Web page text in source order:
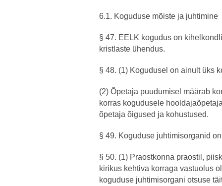
6.1. Koguduse mõiste ja juhtimine
§ 47. EELK kogudus on
kristlaste ühendus.
§ 48. (1) Kogudusel on ainult üks
(2) Õpetaja puudumisel määrab
korras kogudusele
õpetaja õigused ja kohustused.
§ 49. Koguduse juhtimisorganid
§ 50. (1) Praostkonna praostil,
kirikus kehtiva korraga vastuolus
koguduse juhtimisorgani otsuse